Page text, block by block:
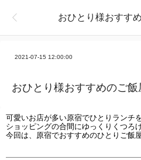
2021-07-15 12:00:00
おひとり様おすすめのご
可愛いお店が多い原宿でひとりランチ
ショッピングの合間にゆっくりくつろ
今回は、原宿でおすすめのひとりご飯